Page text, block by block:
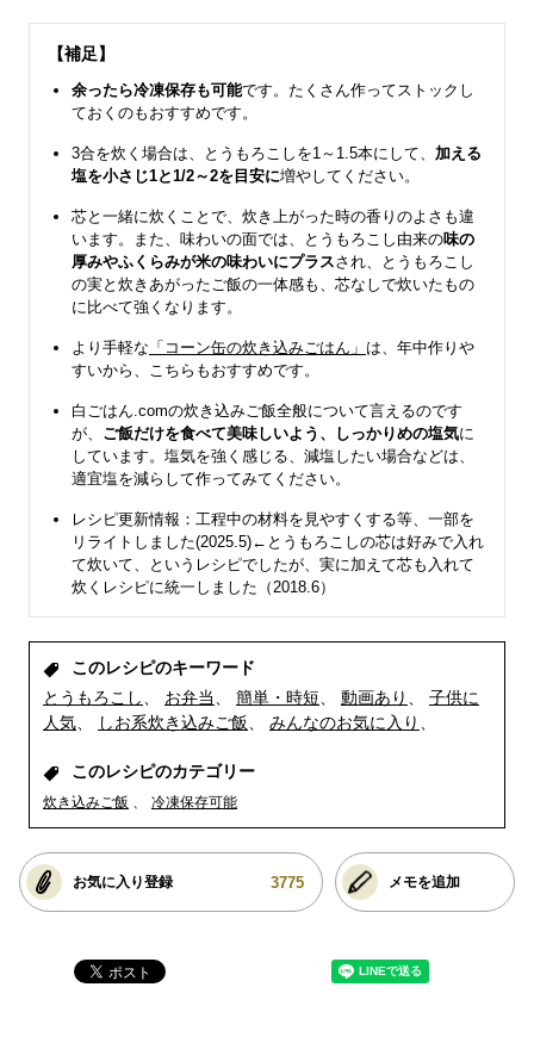
【補足】
余ったら冷凍保存も可能です。たくさん作ってストックし
ておくのもおすすめです。
3合を炊く場合は、とうもろこしを1～1.5本にして、 加える
塩を小さじ1と1/2～2を目安に増やしてください。
芯と一緒に炊くことで、炊き上がった時の香りのよさも違
います。また、味わいの面では、とうもろこし由来の味の
厚みやふくらみが米の味わいにプラスされ、とうもろこし
の実と炊きあがったご飯の一体感も、芯なしで炊いたもの
に比べて強くなります。
より手軽な 「コーン缶の炊き込みごはん」 は、年中作りや
すいから、こちらもおすすめです。
白ごはん.comの炊き込みご飯全般について言えるのです
が、 ご飯だけを食べて美味しいよう、しっかりめの塩気に
しています。塩気を強く感じる、減塩したい場合などは、
適宜塩を減らして作ってみてください。
レシピ更新情報：工程中の材料を見やすくする等、一部を
リライトしました(2025.5)←とうもろこしの芯は好みで入れ
て炊いて、というレシピでしたが、実に加えて芯も入れて
炊くレシピに統一しました（2018.6）
このレシピのキーワード
とうもろこし
お弁当 簡単・時短 動画あり
子供に
人気
しお系炊き込みご飯 みんなのお気に入り
このレシピのカテゴリー
炊き込みご飯 冷凍保存可能
お気に入り登録 3775 メモを追加